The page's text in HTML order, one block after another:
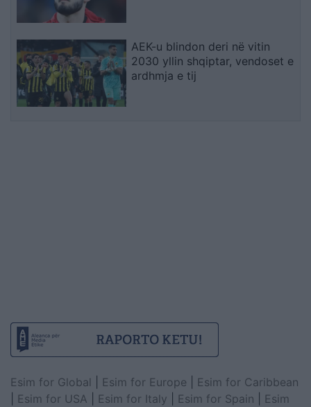
AEK-u blindon deri në vitin
2030 yllin shqiptar, vendoset e
ardhmja e tij
Esim for Global Esim for Europe
Esim for Caribbean
Esim for USA Esim for Italy Esim for Spain
Esim